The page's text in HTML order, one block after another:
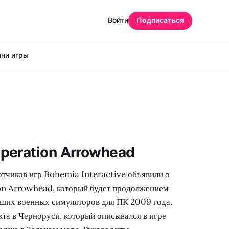
игры
Войти Подписаться
Arrowhead
игр Bohemia Interactive объявили о
Arrowhead, который будет продолжением
военных симуляторов для ПК 2009 года.
в Черноруси, который описывался в игре